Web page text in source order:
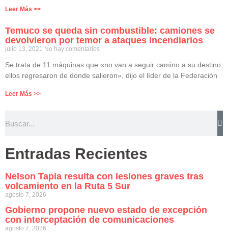
Leer Más >>
Temuco se queda sin combustible: camiones se
devolvieron por temor a ataques incendiarios
julio 13, 2021 No hay comentarios
Se trata de 11 máquinas que «no van a seguir camino a su destino;
ellos regresaron de donde salieron», dijo el líder de la Federación
Leer Más >>
Entradas Recientes
Nelson Tapia resulta con lesiones graves tras
volcamiento en la Ruta 5 Sur
agosto 7, 2026
Gobierno propone nuevo estado de excepción
con interceptación de comunicaciones
agosto 7, 2026